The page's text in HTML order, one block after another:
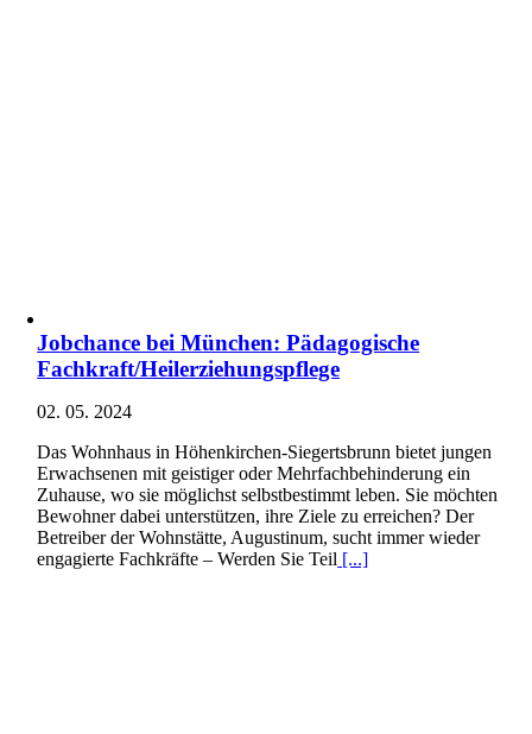
Jobchance bei München: Pädagogische
Fachkraft/Heilerziehungspflege
02. 05. 2024
Das Wohnhaus in Höhenkirchen-Siegertsbrunn bietet jungen
Erwachsenen mit geistiger oder Mehrfachbehinderung ein
Zuhause, wo sie möglichst selbstbestimmt leben. Sie möchten
Bewohner dabei unterstützen, ihre Ziele zu erreichen? Der
Betreiber der Wohnstätte, Augustinum, sucht immer wieder
engagierte Fachkräfte – Werden Sie Teil [...]